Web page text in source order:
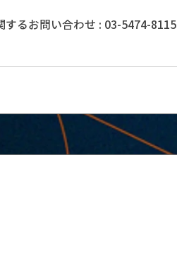
するお問い合わせ : 03-5474-8115